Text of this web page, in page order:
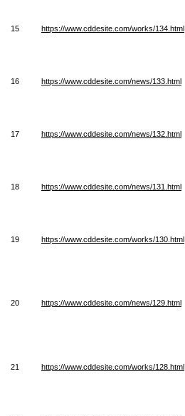
15 https://www.cddesite.com/works/134.html
16 https://www.cddesite.com/news/133.html
17 https://www.cddesite.com/news/132.html
18 https://www.cddesite.com/news/131.html
19 https://www.cddesite.com/works/130.html
20 https://www.cddesite.com/news/129.html
21 https://www.cddesite.com/works/128.html